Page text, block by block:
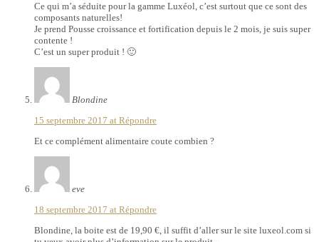
Ce qui m’a séduite pour la gamme Luxéol, c’est surtout que ce sont des
composants naturelles!
Je prend Pousse croissance et fortification depuis le 2 mois, je suis super
contente !
C’est un super produit ! 🙂
Blondine
15 septembre 2017 at Répondre
Et ce complément alimentaire coute combien ?
eve
18 septembre 2017 at Répondre
Blondine, la boite est de 19,90 €, il suffit d’aller sur le site luxeol.com si